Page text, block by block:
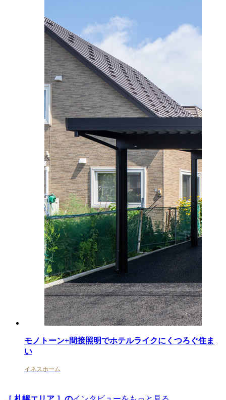
モノトーン+間接照明でホテルライクにくつろぐ住ま
い
イネスホーム